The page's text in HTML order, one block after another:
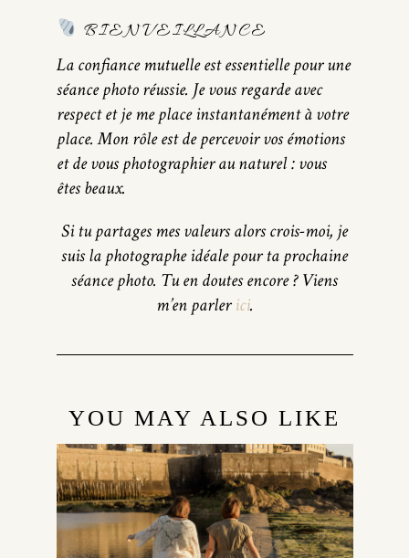
BIENVEILLANCE
La confiance mutuelle est essentielle pour une
séance photo réussie. Je vous regarde avec
respect et je me place instantanément à votre
place. Mon rôle est de percevoir vos émotions
et de vous photographier au naturel : vous
êtes beaux.
Si tu partages mes valeurs alors crois-moi, je
suis la photographe idéale pour ta prochaine
séance photo. Tu en doutes encore ? Viens
m’en parlerici.
YOU MAY ALSO LIKE